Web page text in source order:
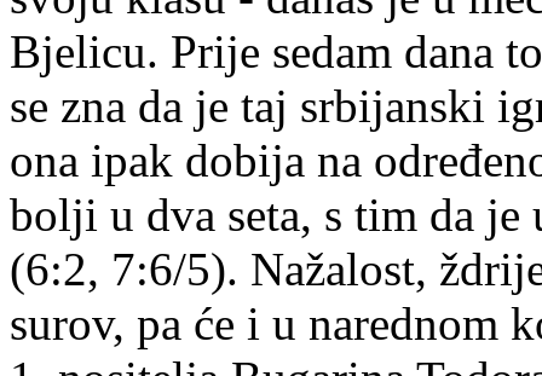
Bjelicu. Prije sedam dana
se zna da je taj srbijanski
ona ipak dobija na
bolji u dva seta, s tim da
(6:2, 7:6/5). Nažalost,
surov, pa će i u